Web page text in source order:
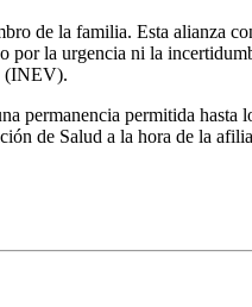
de la familia. Esta alianza
por la urgencia ni la
(INEV).
permanencia permitida hasta
de Salud a la hora de la